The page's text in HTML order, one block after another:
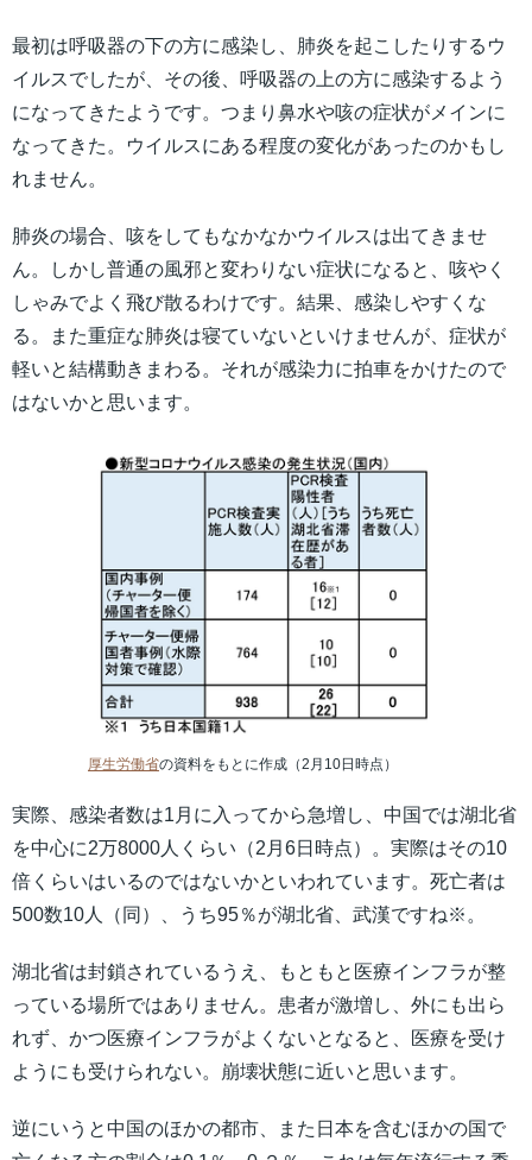
最初は呼吸器の下の方に感染し、肺炎を起こしたりするウ
イルスでしたが、その後、呼吸器の上の方に感染するよう
になってきたようです。つまり鼻水や咳の症状がメインに
なってきた。ウイルスにある程度の変化があったのかもし
れません。
肺炎の場合、咳をしてもなかなかウイルスは出てきませ
ん。しかし普通の風邪と変わりない症状になると、咳やく
しゃみでよく飛び散るわけです。結果、感染しやすくな
る。また重症な肺炎は寝ていないといけませんが、症状が
軽いと結構動きまわる。それが感染力に拍車をかけたので
はないかと思います。
厚生労働省の資料をもとに作成（2月10日時点）
実際、感染者数は1月に入ってから急増し、中国では湖北省
を中心に2万8000人くらい（2月6日時点）。実際はその10
倍くらいはいるのではないかといわれています。死亡者は
500数10人（同）、うち95％が湖北省、武漢ですね※。
湖北省は封鎖されているうえ、もともと医療インフラが整
っている場所ではありません。患者が激増し、外にも出ら
れず、かつ医療インフラがよくないとなると、医療を受け
ようにも受けられない。崩壊状態に近いと思います。
逆にいうと中国のほかの都市、また日本を含むほかの国で